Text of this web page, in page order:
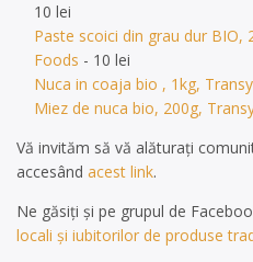
10 lei
Paste scoici din grau dur BIO,
Foods - 10 lei
Nuca in coaja bio , 1kg,
Miez de nuca bio, 200g,
Vă invităm să vă alăturați
accesând acest link.
Ne găsiți și pe grupul de
locali și iubitorilor de produse